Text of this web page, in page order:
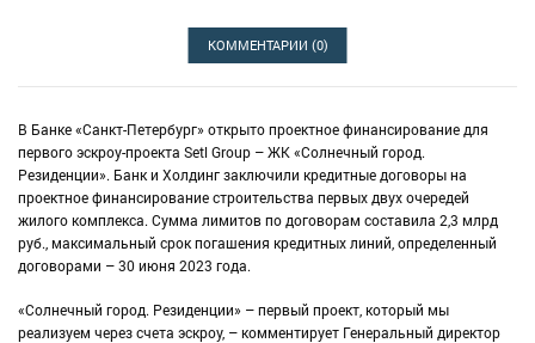
КОММЕНТАРИИ (0)
В Банке «Санкт-Петербург» открыто проектное финансирование для
первого эскроу-проекта Setl Group – ЖК «Солнечный город.
Резиденции». Банк и Холдинг заключили кредитные договоры на
проектное финансирование строительства первых двух очередей
жилого комплекса. Сумма лимитов по договорам составила 2,3 млрд
руб., максимальный срок погашения кредитных линий, определенный
договорами – 30 июня 2023 года.
«Солнечный город. Резиденции» – первый проект, который мы
реализуем через счета эскроу, – комментирует Генеральный директор